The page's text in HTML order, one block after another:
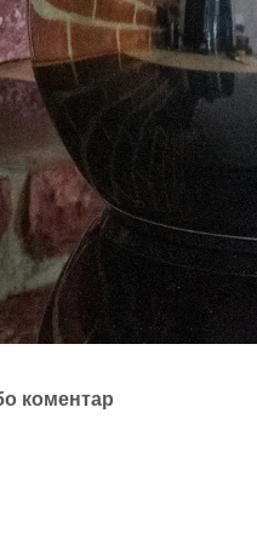
коментар